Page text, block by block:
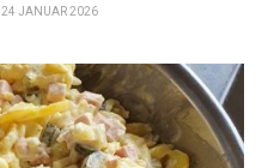
24 JANUAR 2026